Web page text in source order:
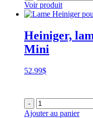
Voir produit
Heiniger,
Mini
52.99$
-
Ajouter au panier